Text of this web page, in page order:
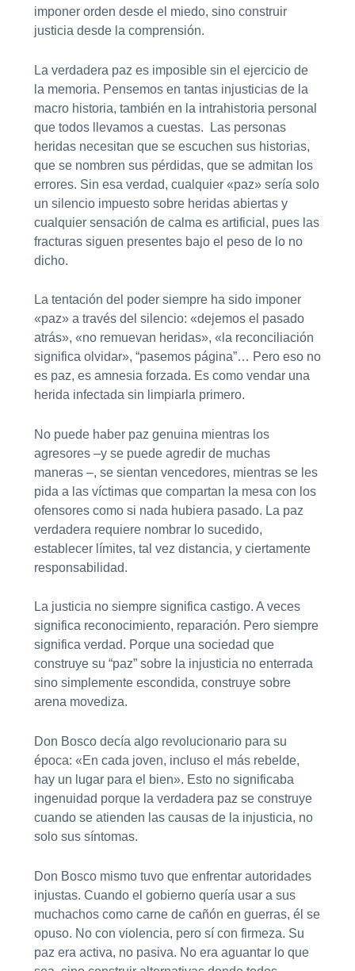
imponer orden desde el miedo, sino construir
justicia desde la comprensión.
La verdadera paz es imposible sin el ejercicio de
la memoria. Pensemos en tantas injusticias de la
macro historia, también en la intrahistoria personal
que todos llevamos a cuestas. Las personas
heridas necesitan que se escuchen sus historias,
que se nombren sus pérdidas, que se admitan los
errores. Sin esa verdad, cualquier «paz» sería solo
un silencio impuesto sobre heridas abiertas y
cualquier sensación de calma es artificial, pues las
fracturas siguen presentes bajo el peso de lo no
dicho.
La tentación del poder siempre ha sido imponer
«paz» a través del silencio: «dejemos el pasado
atrás», «no remuevan heridas», «la reconciliación
significa olvidar», “pasemos página”… Pero eso no
es paz, es amnesia forzada. Es como vendar una
herida infectada sin limpiarla primero.
No puede haber paz genuina mientras los
agresores –y se puede agredir de muchas
maneras –, se sientan vencedores, mientras se les
pida a las víctimas que compartan la mesa con los
ofensores como si nada hubiera pasado. La paz
verdadera requiere nombrar lo sucedido,
establecer límites, tal vez distancia, y ciertamente
responsabilidad.
La justicia no siempre significa castigo. A veces
significa reconocimiento, reparación. Pero siempre
significa verdad. Porque una sociedad que
construye su “paz” sobre la injusticia no enterrada
sino simplemente escondida, construye sobre
arena movediza.
Don Bosco decía algo revolucionario para su
época: «En cada joven, incluso el más rebelde,
hay un lugar para el bien». Esto no significaba
ingenuidad porque la verdadera paz se construye
cuando se atienden las causas de la injusticia, no
solo sus síntomas.
Don Bosco mismo tuvo que enfrentar autoridades
injustas. Cuando el gobierno quería usar a sus
muchachos como carne de cañón en guerras, él se
opuso. No con violencia, pero sí con firmeza. Su
paz era activa, no pasiva. No era aguantar lo que